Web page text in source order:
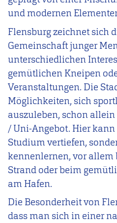
und modernen
Flensburg zeichnet sich
Gemeinschaft junger
unterschiedlichen
gemütlichen Kneipen
Veranstaltungen. Die
Möglichkeiten, sich
auszuleben, schon
/ Uni-Angebot. Hier
Studium vertiefen,
kennenlernen, vor
Strand oder beim
am Hafen.
Die Besonderheit von
dass man sich in einer